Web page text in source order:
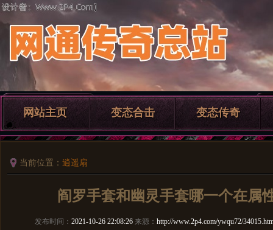
网站主页 变态合击 变态传奇
当前位置： 逍遥扇
阎罗手套和幽灵手套哪一个在属
发布时间： 2021-10-26 22:08:26来源： http://www.2p4.com/ywqu72/